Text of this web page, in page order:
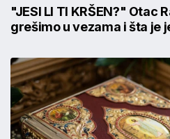
"JESI LI TI KRŠEN?" Otac
grešimo u vezama i šta je